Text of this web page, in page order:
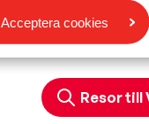
Acceptera cookies
Resor till